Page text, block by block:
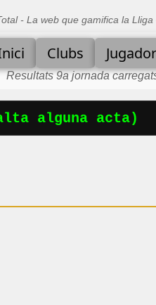
- La web que gamifica la
Clubs
Resultats 9a jornada
alguna acta)